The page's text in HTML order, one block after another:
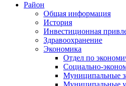
Район
Общая информация
История
Инвестиционная
Здравоохранение
Экономика
Отдел по
Социально-
Муниципальные
Муниципальные